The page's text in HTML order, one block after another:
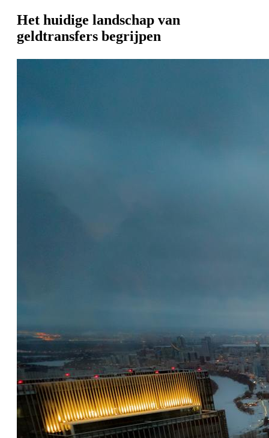
Het huidige landschap van
geldtransfers begrijpen